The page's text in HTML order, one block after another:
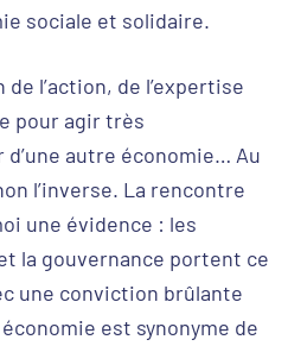
sociale et solidaire.
l’action, de l’expertise
pour agir très
autre économie… Au
l’inverse. La rencontre
une évidence : les
la gouvernance portent ce
une conviction brûlante
est synonyme de